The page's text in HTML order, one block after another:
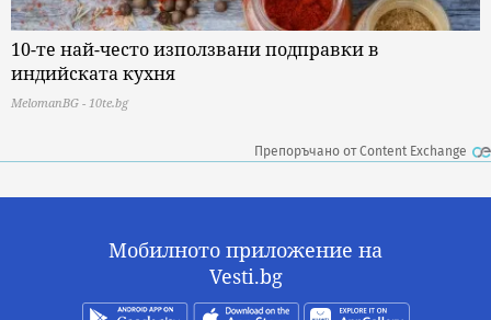
10-те най-често използвани подправки в
индийската кухня
MelomanBG - 10te.bg
Препоръчано от Content Exchange
Мобилното приложение на
Vesti.bg